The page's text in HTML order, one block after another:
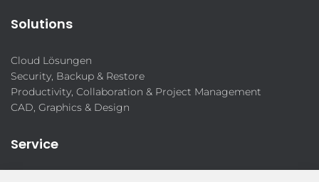
Solutions
Cloud Lösungen
Security, Backup & Restore
Productivity, Collaboration & Project Management
CAD, Graphics & Design
Service